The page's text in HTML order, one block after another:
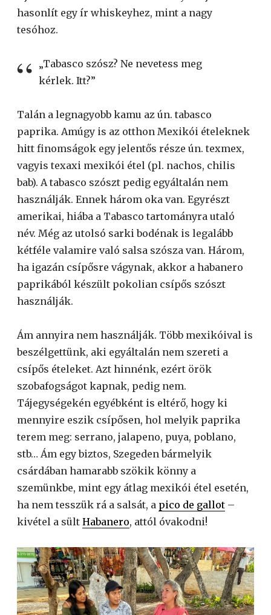
hasonlít egy ír whiskeyhez, mint a nagy
tesóhoz.
„Tabasco szósz? Ne nevetess meg
kérlek. Itt?”
Talán a legnagyobb kamu az ún. tabasco
paprika. Amúgy is az otthon Mexikói ételeknek
hitt finomságok egy jelentős része ún. texmex,
vagyis texaxi mexikói étel (pl. nachos, chilis
bab). A tabasco szószt pedig egyáltalán nem
használják. Ennek három oka van. Egyrészt
amerikai, hiába a Tabasco tartományra utaló
név. Még az utolsó sarki bodénak is legalább
kétféle valamire való salsa szósza van. Három,
ha igazán csípősre vágynak, akkor a habanero
paprikából készült pokolian csípős szószt
használják.
Ám annyira nem használják. Több mexikóival is
beszélgettünk, aki egyáltalán nem szereti a
csípős ételeket. Azt hinnénk, ezért örök
szobafogságot kapnak, pedig nem.
Tájegységekén egyébként is eltérő, hogy ki
mennyire eszik csípősen, hol melyik paprika
terem meg: serrano, jalapeno, puya, poblano,
stb… Ám egy biztos, Szegeden bármelyik
csárdában hamarabb szökik könny a
szemünkbe, mint egy átlag mexikói étel esetén,
ha nem tesszük rá a salsát, a pico de gallot –
kivétel a sült Habanero, attól óvakodni!